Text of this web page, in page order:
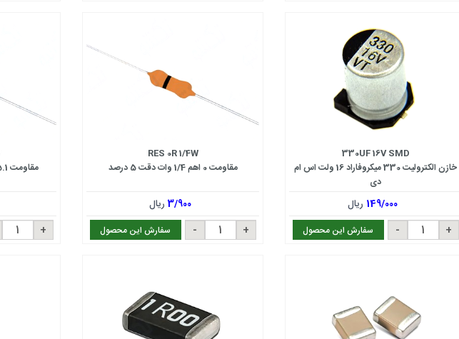
330UF 16V SMD
خازن الکترولیت 330 میکروفاراد 16 ولت اس ام
دی
149/000 ریال
سفارش این محصول
RES 0R 1/4W
مقاومت 0 اهم 1/4 وات دقت 5 درصد
3/900ریال
سفارش این محصول
مقاومت 5.1 اهم 1/4 وات دقت 5 درصد